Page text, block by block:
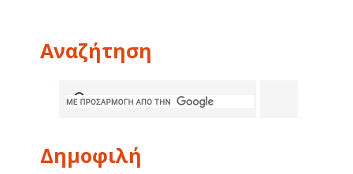
Αναζήτηση
Δημοφιλή